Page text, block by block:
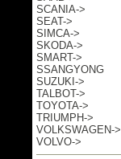
SCANIA->
SEAT->
SIMCA->
SKODA->
SMART->
SSANGYONG
SUZUKI->
TALBOT->
TOYOTA->
TRIUMPH->
VOLKSWAGEN->
VOLVO->